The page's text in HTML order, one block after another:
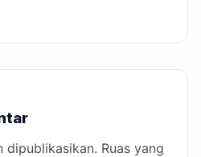
dipublikasikan. Ruas yang